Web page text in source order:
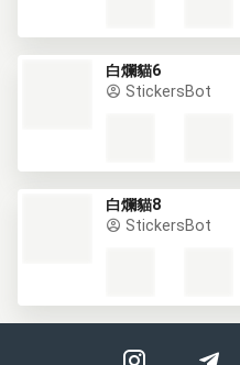
白爛貓6
StickersBot
白爛貓8
StickersBot